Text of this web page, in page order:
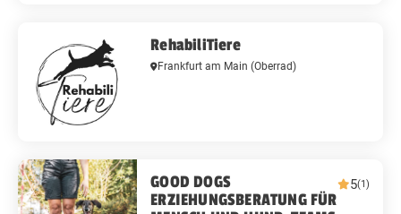
RehabiliTiere
Frankfurt am Main(Oberrad)
GOOD DOGS
ERZIEHUNGSBERATUNG FÜR
5(1)